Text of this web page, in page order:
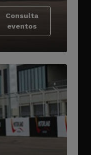
Consulta
eventos